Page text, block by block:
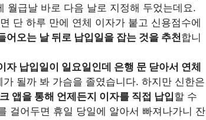
월급날 바로 다음 날로 지정해 두었는데요.
단 하루 만에 연체 이자가 붙고 신용점수에
어오는 날 뒤로 납입일을 잡는 것을 추천합니
자 납입일이 일요일인데 은행 문 닫아서 연체
될까 봐 가슴을 졸였습니다. 하지만 신한은
앱을 통해 언제든지 이자를 직접 납입할 수
걸어두면 휴일 당일에 알아서 빠져나가니 잔